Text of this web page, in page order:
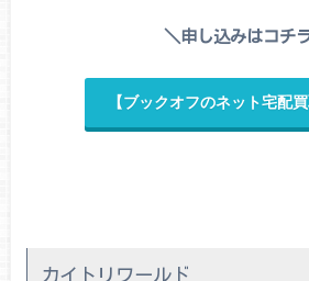
＼申し込みはコチ
【ブックオフのネット宅配
カイトリワールド